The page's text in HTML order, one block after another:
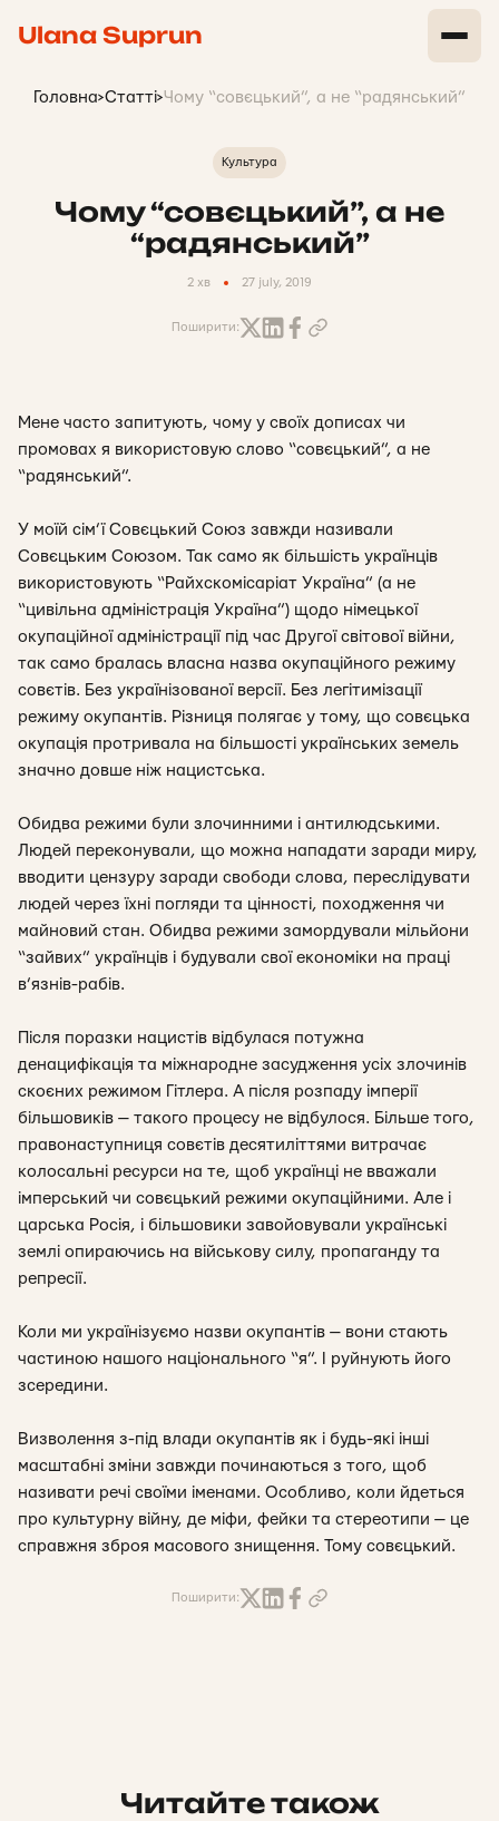
Ulana Suprun
Головна>Статті>Чому “совєцький”, а не “радянський”
Культура
Чому “совєцький”, а не
“радянський”
2 хв 27 july, 2019
Поширити:
Мене часто запитують, чому у своїх дописах чи
промовах я використовую слово “совєцький”, а не
“радянський”.
У моїй сім’ї Совєцький Союз завжди називали
Совєцьким Союзом. Так само як більшість українців
використовують “Райхскомісаріат Україна” (а не
“цивільна адміністрація Україна”) щодо німецької
окупаційної адміністрації під час Другої світової війни,
так само бралась власна назва окупаційного режиму
совєтів. Без українізованої версії. Без легітимізації
режиму окупантів. Різниця полягає у тому, що совєцька
окупація протривала на більшості українських земель
значно довше ніж нацистська.
Обидва режими були злочинними і антилюдськими.
Людей переконували, що можна нападати заради миру,
вводити цензуру заради свободи слова, переслідувати
людей через їхні погляди та цінності, походження чи
майновий стан. Обидва режими замордували мільйони
“зайвих” українців і будували свої економіки на праці
в’язнів-рабів.
Після поразки нацистів відбулася потужна
денацифікація та міжнародне засудження усіх злочинів
скоєних режимом Гітлера. А після розпаду імперії
більшовиків — такого процесу не відбулося. Більше того,
правонаступниця совєтів десятиліттями витрачає
колосальні ресурси на те, щоб українці не вважали
імперський чи совєцький режими окупаційними. Але і
царська Росія, і більшовики завойовували українські
землі опираючись на військову силу, пропаганду та
репресії.
Коли ми українізуємо назви окупантів — вони стають
частиною нашого національного “я”. І руйнують його
зсередини.
Визволення з-під влади окупантів як і будь-які інші
масштабні зміни завжди починаються з того, щоб
називати речі своїми іменами. Особливо, коли йдеться
про культурну війну, де міфи, фейки та стереотипи — це
справжня зброя масового знищення. Тому совєцький.
Поширити:
Читайте також